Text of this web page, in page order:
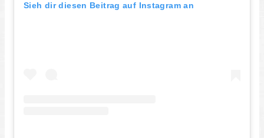
Sieh dir diesen Beitrag auf Instagram an